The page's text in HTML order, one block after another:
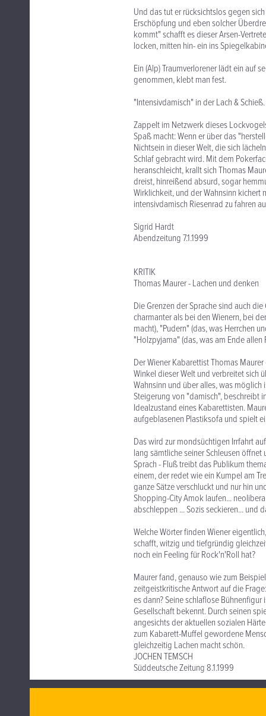
Und das tut er rücksichtslos gegen
Erschöpfung und eben solcher
kommt" schafft es dieser Arsen-
locken, mitten hin- ein ins
Ein (Alp) Traumverlorener lädt ein auf
genommen, klebt man fest.
"Intensivdamisch" in der Lach &
Zappelt im Netzwerk dieses
Spaß macht: Wenn er über das
Nichtsein in dieser Welt, die sich
Schlaf gebracht wird. Mit dem
heranschleicht, krallt sich Thomas
dreist, hinreißend absurd, sogar
Wirklichkeit, und der Wahnsinn kichert
intensivdamisch Riesenrad zu fahren
Sigrid Hardt
Abendzeitung 7.1.1999
KRITIK
Thomas Maurer - Lachen und denken
Die Grenzen der Sprache sind auch
charmanter als bei den Wienern, bei
macht), "Pudern" (das, was Herrchen
"Holzpyjama" (das, was am Ende
Der Wiener Kabarettist Thomas
Winkel dieser Welt und verbreitet sich
Wahnsinn und über alles, was möglich
Steigerung von "damisch", beschreibt
Idealzustand eines Kabarettisten.
aufgeblasenen Plastiksofa und spielt
Das wird zur mondsüchtigen Irrfahrt
lang sämtliche seiner Schleusen
Sprach - Fluß treibt das Publikum
einem, der redet wie ein Kumpel am
ganze Sätze verschluckt und nur hin
Shopping-City Amok laufen...
abschleppen ... Sozis seckieren... und
Welche Wörter finden Wiener
schafft, witzig und tiefgründig
noch ein Feeling für Rock'n'Roll hat?
Maurer fand, genauso wie zum
zeitgeistkritische Antwort auf die
es dann? Seine schlaflose
Gesellschaft bekennt. Durch seinen
angesichts der aktuellen sozialen
zum Kabarett-Muffel gewordene
gleichzeitig Lachen macht schön.
JOCHEN TEMSCH
Süddeutsche Zeitung 8.1.1999